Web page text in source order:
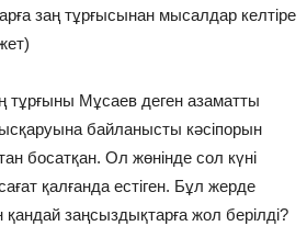
заң тұрғысынан мысалдар келтіре
Мұсаев деген азаматты
байланысты кәсіпорын
босатқан. Ол жөнінде сол күні
қалғанда естіген. Бұл жерде
қандай заңсыздықтарға жол берілді?